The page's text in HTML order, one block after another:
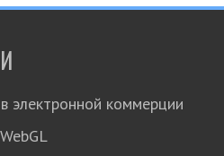
электронной коммерции